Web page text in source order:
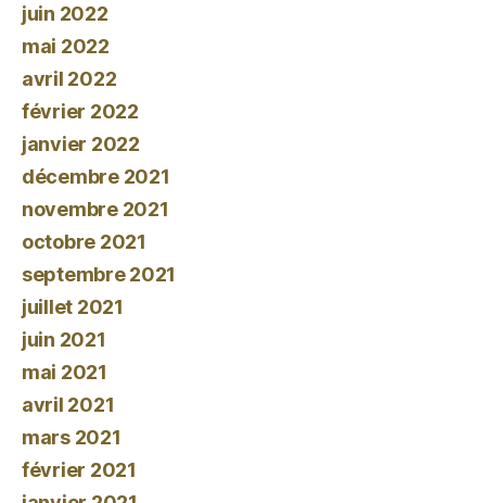
juin 2022
mai 2022
avril 2022
février 2022
janvier 2022
décembre 2021
novembre 2021
octobre 2021
septembre 2021
juillet 2021
juin 2021
mai 2021
avril 2021
mars 2021
février 2021